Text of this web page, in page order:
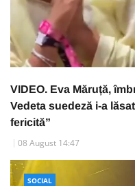
VIDEO. Eva Măruță,
Vedeta suedeză i-a
fericită”
08 August 14:47
SOCIAL